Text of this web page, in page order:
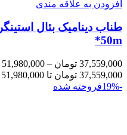
افزودن به علاقه مندی
*50m
37,559,000 تومان –
51,980,000
37,559,000 تومان تا 51,980,000 تومان
-19%
فروخته شده